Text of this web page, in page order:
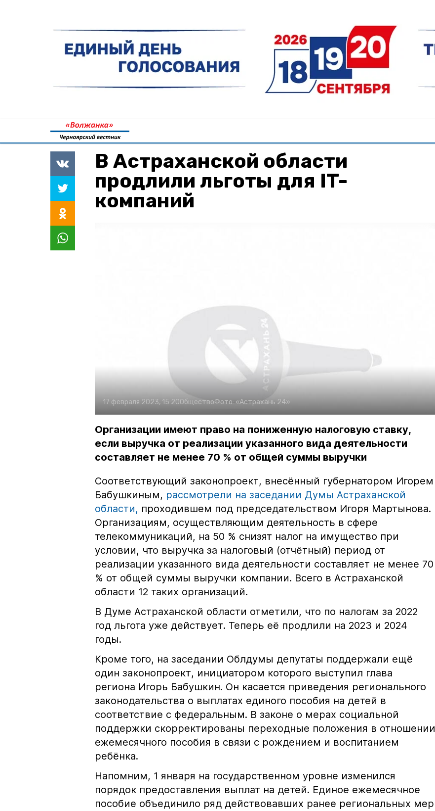
В Астраханской области
продлили льготы для IT-
компаний
17 февраля 2023, 15:20ОбществоФото: «Астрахань 24»
Организации имеют право на пониженную налоговую ставку,
если выручка от реализации указанного вида деятельности
составляет не менее 70 % от общей суммы выручки
Соответствующий законопроект, внесённый губернатором Игорем
Бабушкиным, рассмотрели на заседании Думы Астраханской
области, проходившем под председательством Игоря Мартынова.
Организациям, осуществляющим деятельность в сфере
телекоммуникаций, на 50 % снизят налог на имущество при
условии, что выручка за налоговый (отчётный) период от
реализации указанного вида деятельности составляет не менее 70
% от общей суммы выручки компании. Всего в Астраханской
области 12 таких организаций.
В Думе Астраханской области отметили, что по налогам за 2022
год льгота уже действует. Теперь её продлили на 2023 и 2024
годы.
Кроме того, на заседании Облдумы депутаты поддержали ещё
один законопроект, инициатором которого выступил глава
региона Игорь Бабушкин. Он касается приведения регионального
законодательства о выплатах единого пособия на детей в
соответствие с федеральным. В законе о мерах социальной
поддержки скорректированы переходные положения в отношении
ежемесячного пособия в связи с рождением и воспитанием
ребёнка.
Напомним, 1 января на государственном уровне изменился
порядок предоставления выплат на детей. Единое ежемесячное
пособие объединило ряд действовавших ранее региональных мер